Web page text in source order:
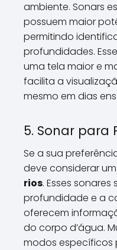
ambiente. Sonars
possuem maior
permitindo
profundidades.
uma tela maior e
facilita a
mesmo em dias
5. Sonar para
Se a sua
deve considerar um
rios. Esses
profundidade e a
oferecem
do corpo d’água.
modos específicos